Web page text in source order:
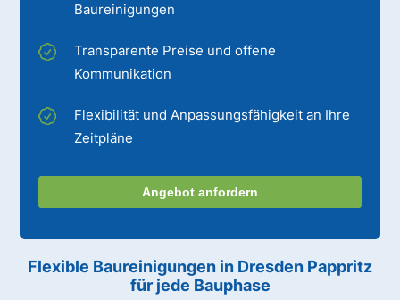
Baureinigungen
Transparente Preise und offene
Kommunikation
Flexibilität und Anpassungsfähigkeit an Ihre
Zeitpläne
Angebot anfordern
Flexible Baureinigungen in Dresden Pappritz
für jede Bauphase